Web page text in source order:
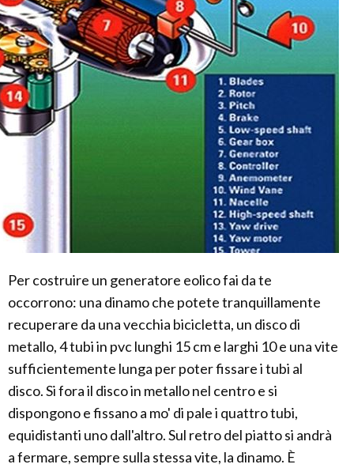
Per costruire un generatore eolico fai da te
occorrono: una dinamo che potete tranquillamente
recuperare da una vecchia bicicletta, un disco di
metallo, 4 tubi in pvc lunghi 15 cm e larghi 10 e una vite
sufficientemente lunga per poter fissare i tubi al
disco. Si fora il disco in metallo nel centro e si
dispongono e fissano a mo' di pale i quattro tubi,
equidistanti uno dall'altro. Sul retro del piatto si andrà
a fermare, sempre sulla stessa vite, la dinamo. È